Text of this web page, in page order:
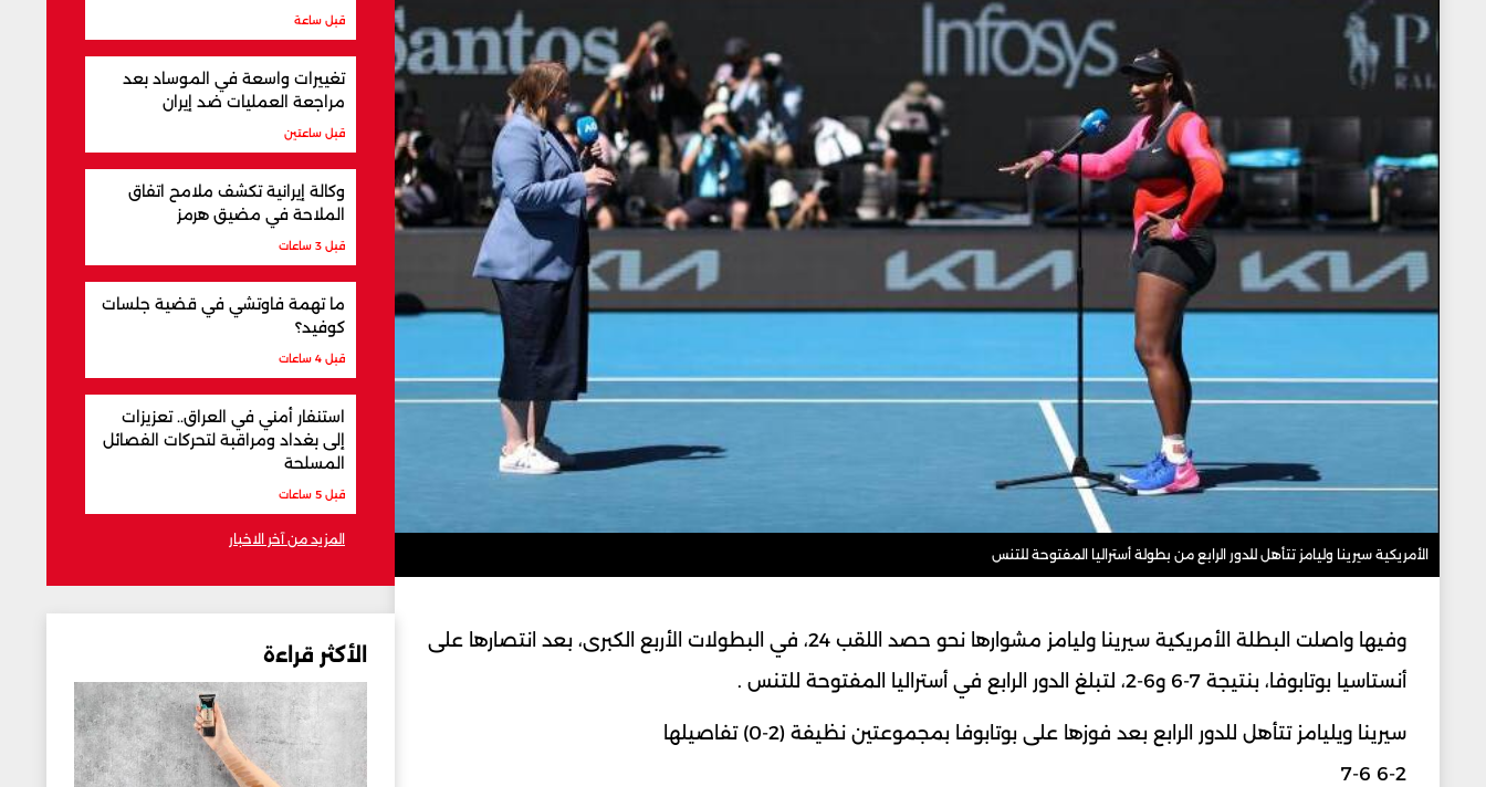
الأمريكية سيرينا وليامز تتأهل للدور الرابع من بطولة أستراليا المفتوحة للتنس
وفيها واصلت البطلة الأمريكية سيرينا وليامز مشوارها نحو حصد اللقب 24، في البطولات الأربع الكبرى، بعد انتصارها على
أنستاسيا بوتابوفا، بنتيجة 7-6 و6-2، لتبلغ الدور الرابع في أستراليا المفتوحة للتنس .
سيرينا ويليامز تتأهل للدور الرابع بعد فوزها على بوتابوفا بمجموعتين نظيفة (2-0) تفاصيلها
6-2 7-6
قبل ساعة
تغييرات واسعة في الموساد بعد
مراجعة العمليات ضد إيران
قبل ساعتين
وكالة إيرانية تكشف ملامح اتفاق
الملاحة في مضيق هرمز
قبل 3 ساعات
ما تهمة فاوتشي في قضية جلسات
كوفيد؟
قبل 4 ساعات
استنفار أمني في العراق.. تعزيزات
إلى بغداد ومراقبة لتحركات الفصائل
المسلحة
قبل 5 ساعات
المزيد من آخر الاخبار
الأكثر قراءة